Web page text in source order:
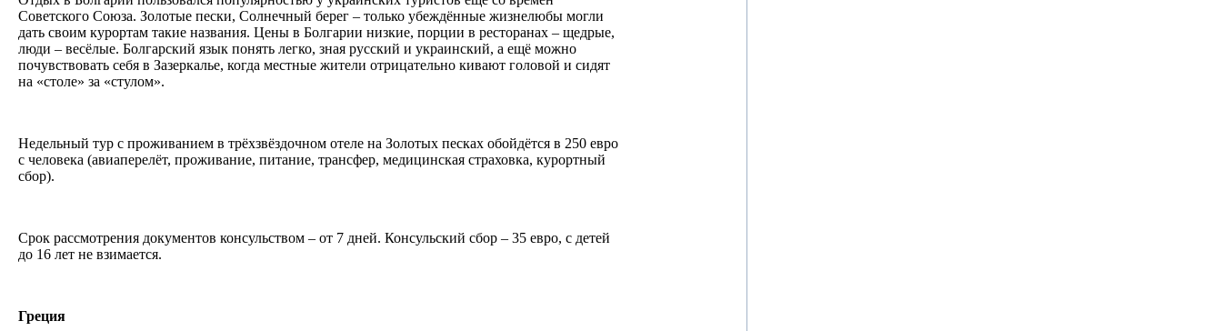
Советского Союза. Золотые пески, Солнечный берег – только убеждённые жизнелюбы могли
дать своим курортам такие названия. Цены в Болгарии низкие, порции в ресторанах – щедрые,
люди – весёлые. Болгарский язык понять легко, зная русский и украинский, а ещё можно
почувствовать себя в Зазеркалье, когда местные жители отрицательно кивают головой и сидят
на «столе» за «стулом».
Недельный тур с проживанием в трёхзвёздочном отеле на Золотых песках обойдётся в 250 евро
с человека (авиаперелёт, проживание, питание, трансфер, медицинская страховка, курортный
сбор).
Срок рассмотрения документов консульством – от 7 дней. Консульский сбор – 35 евро, с детей
до 16 лет не взимается.
Греция